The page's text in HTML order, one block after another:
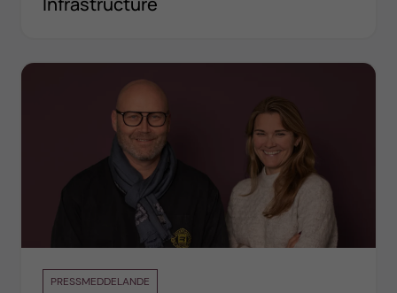
PRESSMEDDELANDE